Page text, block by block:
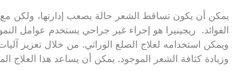
يمكن أن يكون تساقط الشعر حالة يصعب إدارتها، ولكن
الفوائد. ريجينيرا هو إجراء غير جراحي يستخدم عوامل
ويمكن استخدامه لعلاج الصلع الوراثي. من خلال تعزيز
وزيادة كثافة الشعر الموجود. يمكن أن يساعد هذا